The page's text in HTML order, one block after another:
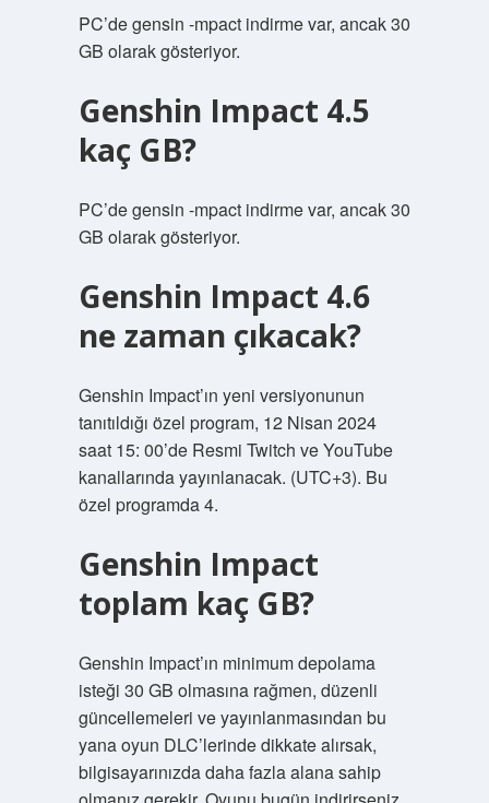
PC’de gensin -mpact indirme var, ancak 30
GB olarak gösteriyor.
Genshin Impact 4.5
kaç GB?
PC’de gensin -mpact indirme var, ancak 30
GB olarak gösteriyor.
Genshin Impact 4.6
ne zaman çıkacak?
Genshin Impact’ın yeni versiyonunun
tanıtıldığı özel program, 12 Nisan 2024
saat 15: 00’de Resmi Twitch ve YouTube
kanallarında yayınlanacak. (UTC+3). Bu
özel programda 4.
Genshin Impact
toplam kaç GB?
Genshin Impact’ın minimum depolama
isteği 30 GB olmasına rağmen, düzenli
güncellemeleri ve yayınlanmasından bu
yana oyun DLC’lerinde dikkate alırsak,
bilgisayarınızda daha fazla alana sahip